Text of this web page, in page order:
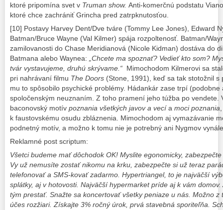
ktoré pripomína svet v Truman show. Anti-komerčnú podstatu
ktoré chce zachrániť Grincha pred zatrpknutosťou.
[10] Postavy Harvey Dent/Dve tváre (Tommy Lee Jones), Edward
Batman/Bruce Wayne (Val Kilmer) spája rozpoltenosť. Batman/
zamilovanosti do Chase Meridianová (Nicole Kidman) dostáva do
Batmana alebo Waynea:
„Chcete ma spoznať? Vedieť kto som?
tvár vystavujeme, druhú skrývame.“ Mimochodom Kilmerovi sa
pri nahrávaní filmu The Doors (Stone, 1991), keď sa tak stotožnil
mu to spôsobilo psychické problémy. Hádankár zase trpí
spoločenským neuznaním. Z toho pramení jeho túžba po vendete.
baconovský motív poznania všetkých javov a vecía moci poznania
k faustovskému osudu zbláznenia. Mimochodom aj vymazávanie
podnetný motív, a možno k tomu nie je potrebný ani Nygmov
Reklamné post scriptum:
Všetci budeme mať dôchodok OK! Myslite egonomicky,
Vy už nemusíte zostať nikomu na krku, zabezpečte si už teraz
telefonovať a SMS-kovať zadarmo. Hypertriangel, to je najväčší
splátky, aj v hotovosti. Najväčší hypermarket príde aj k vám
tým prestať. Snažte sa koncertovať všetky peniaze u nás. Možno
účes rozžiari. Získajte 3% ročný úrok, prvá stavebná sporiteľňa.